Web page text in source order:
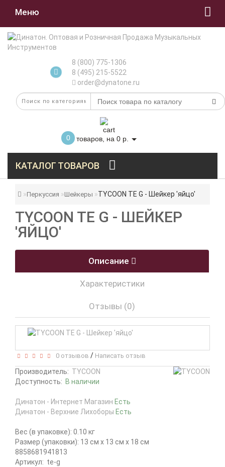
Меню
8 (800) 775-1306
8 (495) 215-5522
order@dynatone.ru
0 товаров, на 0 р.
КАТАЛОГ ТОВАРОВ
Перкуссия Шейкеры TYCOON TE G - Шейкер 'яйцо'
TYCOON TE G - ШЕЙКЕР
'ЯЙЦО'
Описание
Характеристики
Отзывы (0)
0 отзывов / Написать отзыв
Производитель: TYCOON
Доступность: В наличии
Динатон - Интернет Магазин Есть
Динатон - Верхние Лихоборы Есть
Вес (в упаковке): 0.10 кг
Размер (упаковки): 13 см x 13 см x 18 см
8858681941813
Артикул: te-g